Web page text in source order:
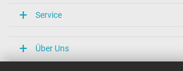
Service
Über Uns